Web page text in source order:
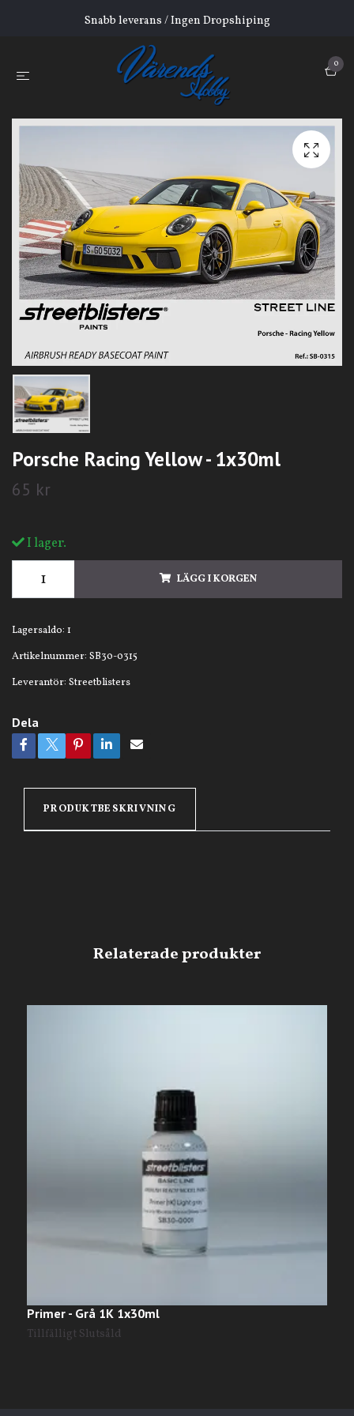
Snabb leverans / Ingen Dropshiping
0
Porsche Racing Yellow - 1x30ml
65 kr
I lager.
LÄGG I KORGEN
Lagersaldo: 1
Artikelnummer: SB30-0315
Leverantör: Streetblisters
Dela
PRODUKTBESKRIVNING
Primer - Grå 1K 1x30ml
Tillfälligt Slutsåld